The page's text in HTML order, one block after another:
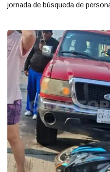
jornada de búsqueda de